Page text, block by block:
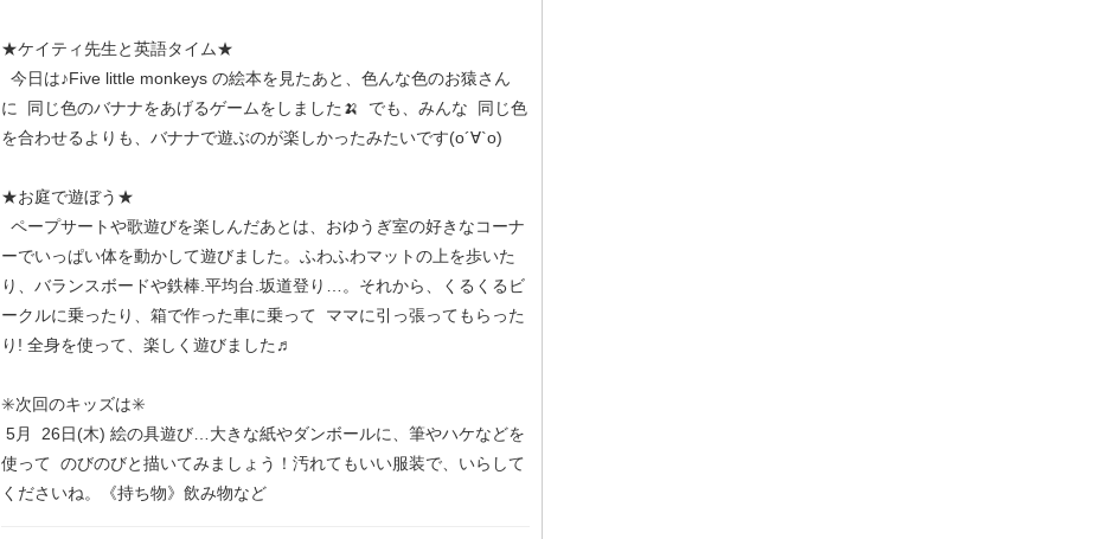
★ケイティ先生と英語タイム★
今日は♪Five little monkeys の絵本を見たあと、色んな色のお猿さん
に 同じ色のバナナをあげるゲームをしました🍌 でも、みんな 同じ色
を合わせるよりも、バナナで遊ぶのが楽しかったみたいです(о´∀`о)
★お庭で遊ぼう★
ペープサートや歌遊びを楽しんだあとは、おゆうぎ室の好きなコーナ
ーでいっぱい体を動かして遊びました。ふわふわマットの上を歩いた
り、バランスボードや鉄棒.平均台.坂道登り…。それから、くるくるビ
ークルに乗ったり、箱で作った車に乗って ママに引っ張ってもらった
り! 全身を使って、楽しく遊びました♬
✳️次回のキッズは✳️
5月 26日(木) 絵の具遊び…大きな紙やダンボールに、筆やハケなどを
使って のびのびと描いてみましょう！汚れてもいい服装で、いらして
くださいね。《持ち物》飲み物など